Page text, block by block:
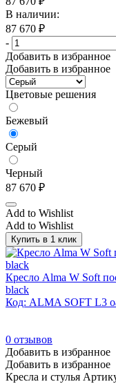
В наличии:
87 670 ₽
-
Добавить в избранное
Добавить в избранное
Цветовые решения
Бежевый
Серый
Черный
87 670 ₽
Add to Wishlist
Add to Wishlist
Купить в 1 клик
Кресло Alma W Soft
black
Код: ALMA SOFT L3
0 отзывов
Добавить в избранное
Добавить в избранное
Кресла и стулья